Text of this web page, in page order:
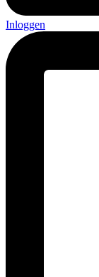
Inloggen